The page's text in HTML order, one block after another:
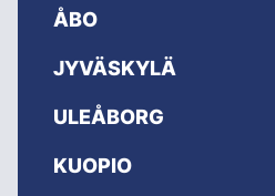
ÅBO
JYVÄSKYLÄ
ULEÅBORG
KUOPIO